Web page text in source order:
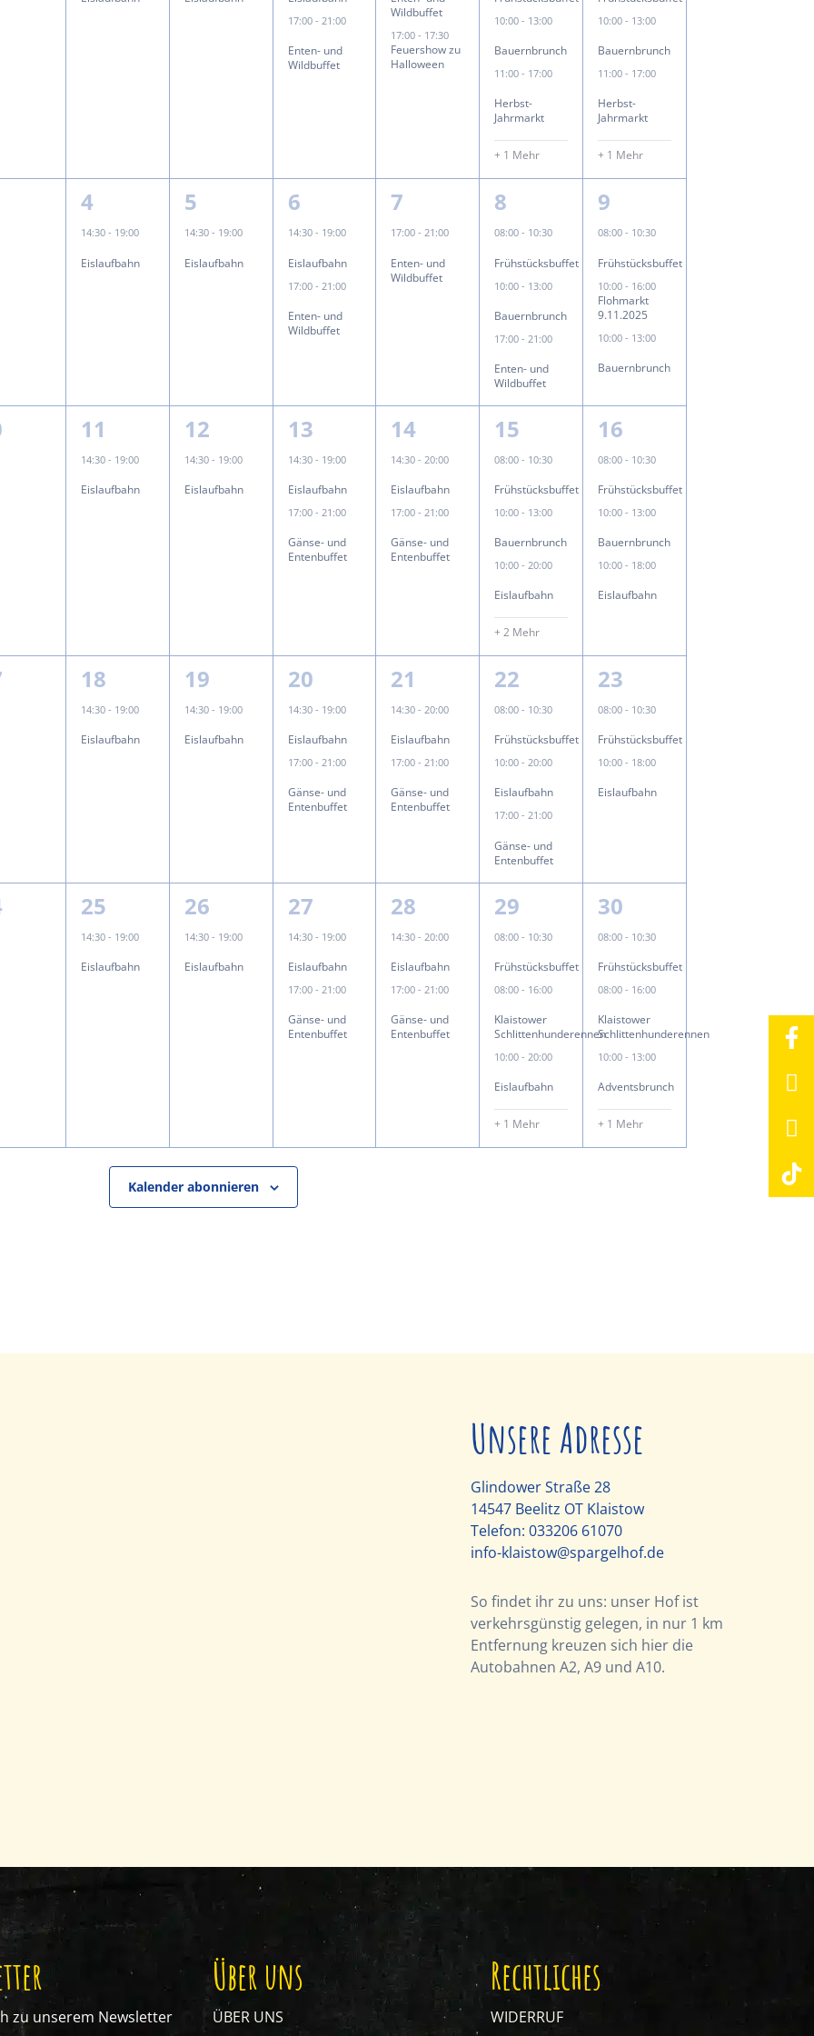
17:00 - 21:00
Enten- und
Wildbuffet
Wildbuffet
17:00- 17:30
Feuershow zu
Halloween
10:00- 13:00
Bauernbrunch
11:00- 17:00
Herbst-
Jahrmarkt
+ 1 Mehr
10:00- 13:00
Bauernbrunch
11:00- 17:00
Herbst-
Jahrmarkt
+ 1 Mehr
1
Veranstaltung,
4
14:30 - 19:00
Eislaufbahn
1
Veranstaltung,
5
14:30 - 19:00
Eislaufbahn
2
Veranstaltungen,
6
14:30 - 19:00
Eislaufbahn
17:00 - 21:00
Enten- und
Wildbuffet
1
Veranstaltung,
7
17:00-21:00
Enten- und
Wildbuffet
3
Veranstaltungen,
8
08:00- 10:30
Frühstücksbuffet
10:00- 13:00
Bauernbrunch
17:00- 21:00
Enten- und
Wildbuffet
3
Veranstaltungen,
9
08:00- 10:30
Frühstücksbuffet
10:00- 16:00
Flohmarkt
9.11.2025
10:00- 13:00
Bauernbrunch
1
Veranstaltung,
11
14:30 - 19:00
Eislaufbahn
1
Veranstaltung,
12
14:30 - 19:00
Eislaufbahn
2
Veranstaltungen,
13
14:30 - 19:00
Eislaufbahn
17:00 - 21:00
Gänse- und
Entenbuffet
2
Veranstaltungen,
14
14:30- 20:00
Eislaufbahn
17:00- 21:00
Gänse- und
Entenbuffet
5
Veranstaltungen,
15
08:00- 10:30
Frühstücksbuffet
10:00- 13:00
Bauernbrunch
10:00-20:00
Eislaufbahn
+ 2 Mehr
3
Veranstaltungen,
16
08:00- 10:30
Frühstücksbuffet
10:00- 13:00
Bauernbrunch
10:00- 18:00
Eislaufbahn
1
Veranstaltung,
18
14:30 - 19:00
Eislaufbahn
1
Veranstaltung,
19
14:30 - 19:00
Eislaufbahn
2
Veranstaltungen,
20
14:30 - 19:00
Eislaufbahn
17:00 - 21:00
Gänse- und
Entenbuffet
2
Veranstaltungen,
21
14:30-20:00
Eislaufbahn
17:00-21:00
Gänse- und
Entenbuffet
3
Veranstaltungen,
22
08:00- 10:30
Frühstücksbuffet
10:00-20:00
Eislaufbahn
17:00-21:00
Gänse- und
Entenbuffet
2
Veranstaltungen,
23
08:00- 10:30
Frühstücksbuffet
10:00- 18:00
Eislaufbahn
1
Veranstaltung,
25
14:30 - 19:00
Eislaufbahn
1
Veranstaltung,
26
14:30 - 19:00
Eislaufbahn
2
Veranstaltungen,
27
14:30 - 19:00
Eislaufbahn
17:00 - 21:00
Gänse- und
Entenbuffet
2
Veranstaltungen,
28
14:30- 20:00
Eislaufbahn
17:00- 21:00
Gänse- und
Entenbuffet
4
Veranstaltungen,
29
08:00- 10:30
Frühstücksbuffet
08:00- 16:00
Klaistower
Schlittenhunderennen
10:00- 20:00
Eislaufbahn
+ 1 Mehr
4
Veranstaltungen,
30
08:00- 10:30
Frühstücksbuffet
08:00- 16:00
Klaistower
Schlittenhunderennen
10:00- 13:00
Adventsbrunch
+ 1 Mehr
Kalender abonnieren
Unsere Adresse
Glindower Straße 28
14547 Beelitz OT Klaistow
Telefon: 033206 61070
info-klaistow@spargelhof.de
So findet ihr zu uns: unser Hof ist
verkehrsgünstig gelegen, in nur 1 km
Entfernung kreuzen sich hier die
Autobahnen A2, A9 und A10.
zu unserem Newsletter
Über uns
ÜBER UNS
Rechtliches
WIDERRUF